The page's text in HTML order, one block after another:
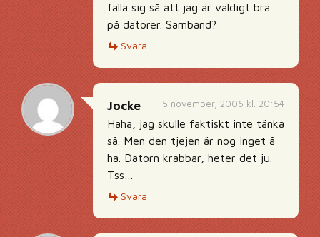
falla sig så att jag är väldigt bra
på datorer. Samband?
Svara
5 november, 2006 kl. 20:54
Jocke
Haha, jag skulle faktiskt inte tänka
så. Men den tjejen är nog inget å
ha. Datorn krabbar, heter det ju.
Tss…
Svara